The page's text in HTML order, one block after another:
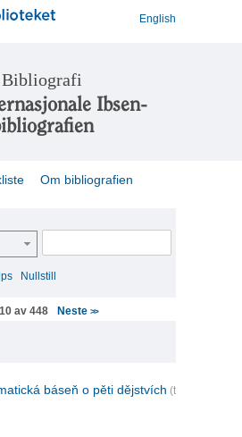
English
Bibliografi
Ibsen-
Om bibliografien
Nullstill
av 448 Neste >>
báseň o pěti dějstvích (tsjekkisk)